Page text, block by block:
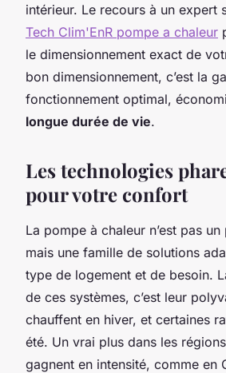
intérieur. Le recours à un expert
Tech Clim'EnR pompe a chaleur
le dimensionnement exact de
bon dimensionnement, c’est la
fonctionnement optimal,
longue durée de vie.
Les technologies
pour votre confort
La pompe à chaleur n’est pas
mais une famille de solutions
type de logement et de besoin.
de ces systèmes, c’est leur
chauffent en hiver, et certaines
été. Un vrai plus dans les
gagnent en intensité, comme en